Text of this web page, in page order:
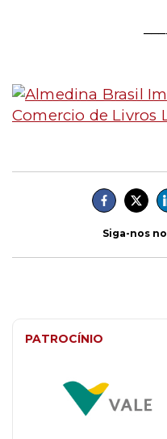
Siga-nos no
PATROCÍNIO